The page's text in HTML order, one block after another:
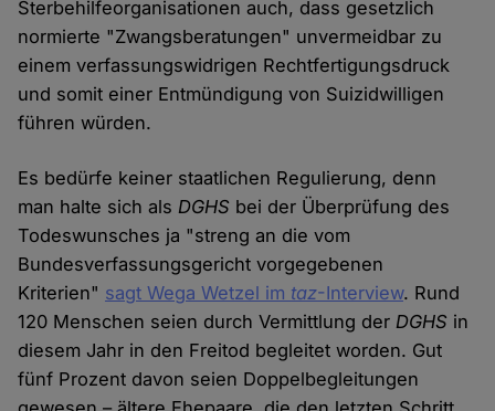
Sterbehilfeorganisationen auch, dass gesetzlich
normierte "Zwangsberatungen" unvermeidbar zu
einem verfassungswidrigen Rechtfertigungsdruck
und somit einer Entmündigung von Suizidwilligen
führen würden.
Es bedürfe keiner staatlichen Regulierung, denn
man halte sich alsDGHS bei der Überprüfung des
Todeswunsches ja "streng an die vom
Bundesverfassungsgericht vorgegebenen
Kriterien" sagt Wega Wetzel im taz-Interview. Rund
120 Menschen seien durch Vermittlung derDGHS in
diesem Jahr in den Freitod begleitet worden. Gut
fünf Prozent davon seien Doppelbegleitungen